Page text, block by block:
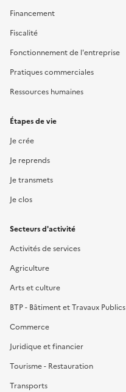
Financement
Fiscalité
Fonctionnement de l'entreprise
Pratiques commerciales
Ressources humaines
Étapes de vie
Je crée
Je reprends
Je transmets
Je clos
Secteurs d'activité
Activités de services
Agriculture
Arts et culture
BTP - Bâtiment et Travaux Publics
Commerce
Juridique et financier
Tourisme - Restauration
Transports